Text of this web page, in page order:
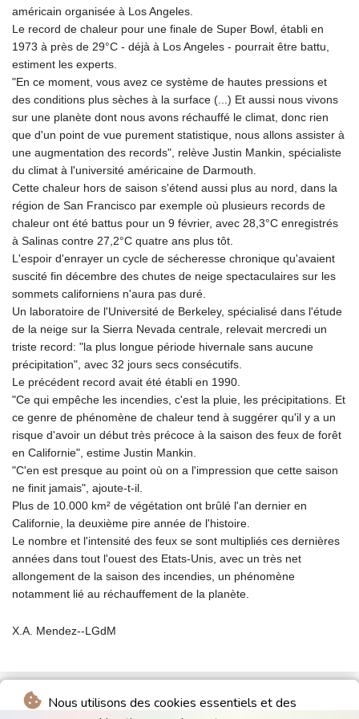
Nous utilisons des cookies essentiels et des
américain organisée à Los Angeles.
Le record de chaleur pour une finale de Super Bowl, établi en
1973 à près de 29°C - déjà à Los Angeles - pourrait être battu,
estiment les experts.
"En ce moment, vous avez ce système de hautes pressions et
des conditions plus sèches à la surface (...) Et aussi nous vivons
sur une planète dont nous avons réchauffé le climat, donc rien
que d'un point de vue purement statistique, nous allons assister à
une augmentation des records", relève Justin Mankin, spécialiste
du climat à l'université américaine de Darmouth.
Cette chaleur hors de saison s'étend aussi plus au nord, dans la
région de San Francisco par exemple où plusieurs records de
chaleur ont été battus pour un 9 février, avec 28,3°C enregistrés
à Salinas contre 27,2°C quatre ans plus tôt.
L'espoir d'enrayer un cycle de sécheresse chronique qu'avaient
suscité fin décembre des chutes de neige spectaculaires sur les
sommets californiens n'aura pas duré.
Un laboratoire de l'Université de Berkeley, spécialisé dans l'étude
de la neige sur la Sierra Nevada centrale, relevait mercredi un
triste record: "la plus longue période hivernale sans aucune
précipitation", avec 32 jours secs consécutifs.
Le précédent record avait été établi en 1990.
"Ce qui empêche les incendies, c'est la pluie, les précipitations. Et
ce genre de phénomène de chaleur tend à suggérer qu'il y a un
risque d'avoir un début très précoce à la saison des feux de forêt
en Californie", estime Justin Mankin.
"C'en est presque au point où on a l'impression que cette saison
ne finit jamais", ajoute-t-il.
Plus de 10.000 km² de végétation ont brûlé l'an dernier en
Californie, la deuxième pire année de l'histoire.
Le nombre et l'intensité des feux se sont multipliés ces dernières
années dans tout l'ouest des Etats-Unis, avec un très net
allongement de la saison des incendies, un phénomène
notamment lié au réchauffement de la planète.
X.A. Mendez--LGdM